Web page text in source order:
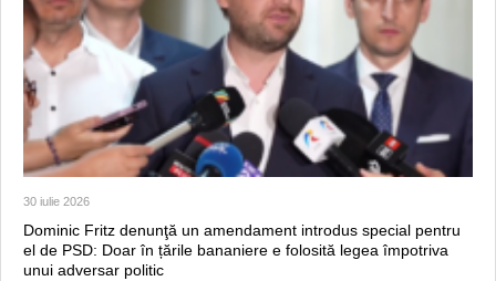
30 iulie 2026
Dominic Fritz denunţă un amendament introdus special pentru
el de PSD: Doar în țările bananiere e folosită legea împotriva
unui adversar politic